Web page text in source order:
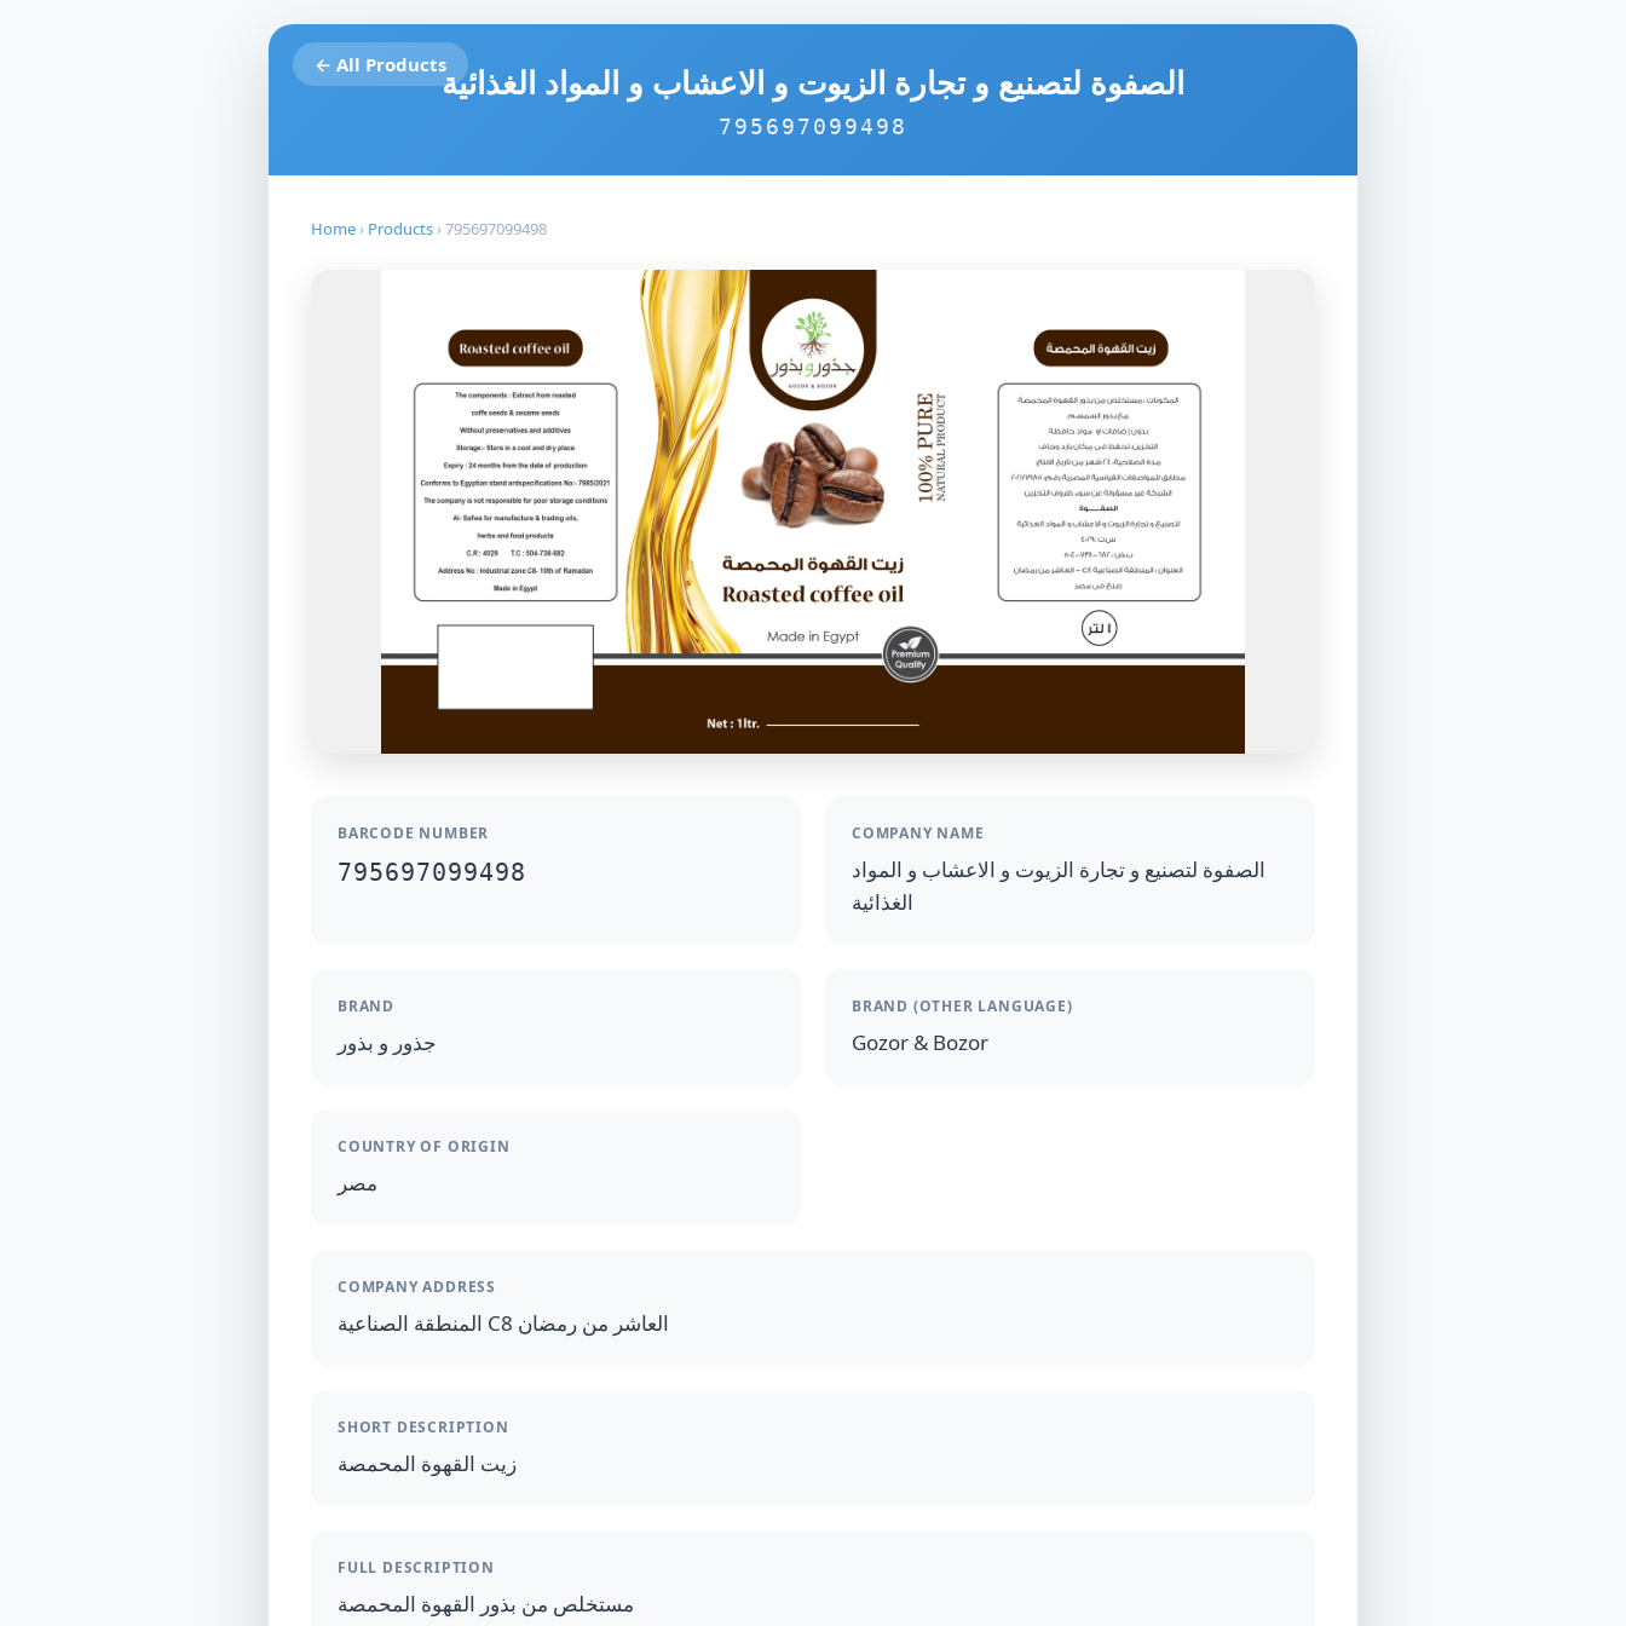
← All Productsالصفوة لتصنيع و تجارة الزيوت و الاعشاب و المواد الغذائية
795697099498
Home › Products ›795697099498
BARCODE NUMBER
795697099498
COMPANY NAME
الصفوة لتصنيع و تجارة الزيوت و الاعشاب و المواد
الغذائية
BRAND
جذور و بذور
BRAND (OTHER LANGUAGE)
Gozor & Bozor
COUNTRY OF ORIGIN
مصر
COMPANY ADDRESS
المنطقة الصناعية C8 العاشر من رمضان
SHORT DESCRIPTION
زيت القهوة المحمصة
FULL DESCRIPTION
مستخلص من بذور القهوة المحمصة